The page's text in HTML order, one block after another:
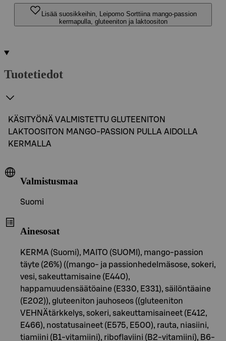
Lisää suosikkeihin, Leipomo Sorttiina mango-passion
kermapulla, gluteeniton ja laktoositon
Tuotetiedot
KÄSITYÖNÄ VALMISTETTU GLUTEENITON
LAKTOOSITON MANGO-PASSION PULLA AIDOLLA
KERMALLA
Valmistusmaa
Suomi
Ainesosat
KERMA (Suomi), MAITO (SUOMI), mango-passion
täyte (26%) ((mango- ja passionhedelmäsose, sokeri,
vesi, sakeuttamisaine (E440),
happamuudensäätöaine (E330, E331), säilöntäaine
(E202)), gluteeniton jauhoseos ((gluteeniton
VEHNÄtärkkelys, sokeri, sakeuttamisaineet (E412,
E466), nostatusaineet (E575, E500), rauta, niasiini,
tiamiini (B1-vitamiini), riboflaviini (B2-vitamiini), B6-